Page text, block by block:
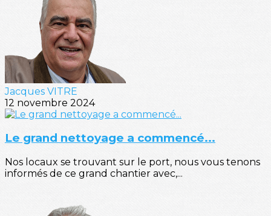
Jacques VITRE
12 novembre 2024
Le grand nettoyage a commencé...
Nos locaux se trouvant sur le port, nous vous tenons
informés de ce grand chantier avec,...